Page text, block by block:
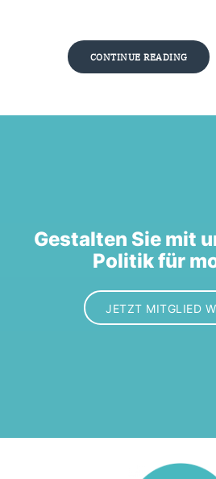
CONTINUE READING
Gestalten Sie mit
Politik für
JETZT MITGLIED